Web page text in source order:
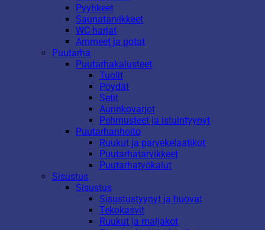
Pyyhkeet
Saunatarvikkeet
WC-harjat
Ammeet ja potat
Puutarha
Puutarhakalusteet
Tuolit
Pöydät
Setit
Aurinkovarjot
Pehmusteet ja istuintyynyt
Puutarhanhoito
Ruukut ja parvekelaatikot
Puutarhatarvikkeet
Puutarhatyökalut
Sisustus
Sisustus
Sisustustyynyt ja huovat
Tekokasvit
Ruukut ja maljakot